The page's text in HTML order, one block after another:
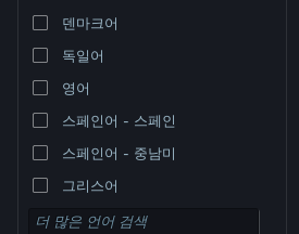
덴마크어
독일어
영어
스페인어 - 스페인
스페인어 - 중남미
그리스어